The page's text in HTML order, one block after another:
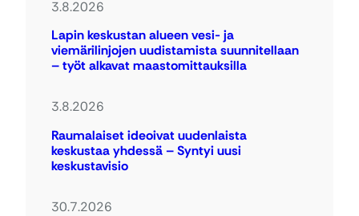
3.8.2026
Lapin keskustan alueen vesi- ja
viemärilinjojen uudistamista suunnitellaan
– työt alkavat maastomittauksilla
3.8.2026
Raumalaiset ideoivat uudenlaista
keskustaa yhdessä – Syntyi uusi
keskustavisio
30.7.2026